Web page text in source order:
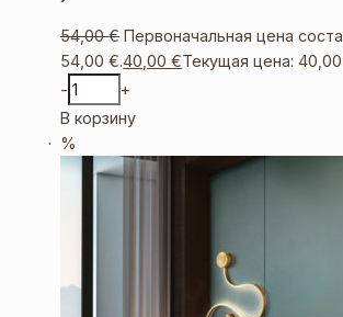
54,00€ Первоначальная цена
54,00 €.40,00€Текущая цена:
-
+
В корзину
%